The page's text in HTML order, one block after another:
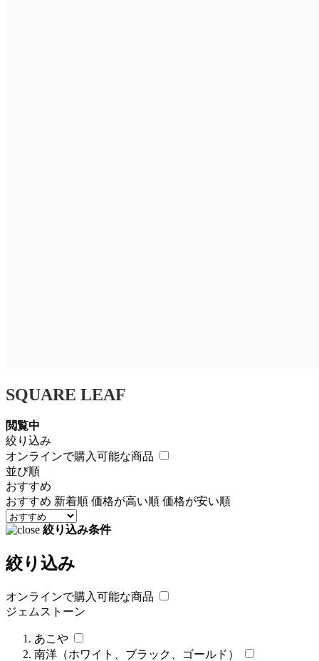
SQUARE LEAF
閲覧中
絞り込み
オンラインで購入可能な商品
並び順
おすすめ
おすすめ 新着順 価格が高い順 価格が安い順
絞り込み条件
絞り込み
オンラインで購入可能な商品
ジェムストーン
あこや
南洋（ホワイト、ブラック、ゴールド）